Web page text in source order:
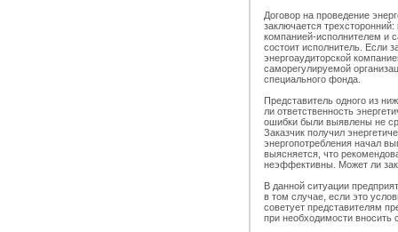
Договор на проведение
заключается
компанией-исполнителем и
состоит исполнитель. Если
энергоаудиторской
саморегулируемой
специального фонда.
Представитель одного из
ли ответственность
ошибки были выявлены не
Заказчик получил
энергопотребления начал
выясняется, что
неэффективны. Может ли
В данной ситуации
в том случае, если это
советует представителям
при необходимости вносить